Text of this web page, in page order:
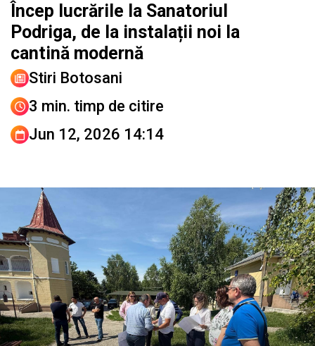
Încep lucrările la Sanatoriul
Podriga, de la instalații noi la
cantină modernă
Stiri Botosani
3 min. timp de citire
Jun 12, 2026 14:14